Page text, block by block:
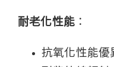
耐老化性能 ：
抗氧化性能優